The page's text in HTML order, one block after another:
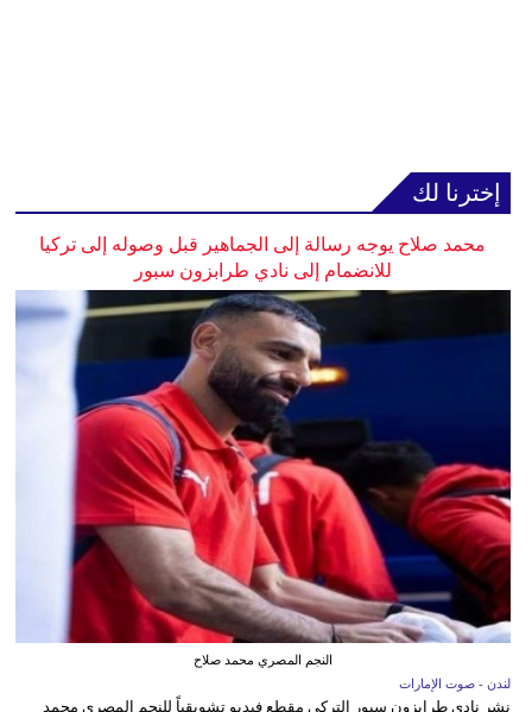
إخترنا لك
محمد صلاح يوجه رسالة إلى الجماهير قبل وصوله إلى تركيا
للانضمام إلى نادي طرابزون سبور
النجم المصري محمد صلاح
لندن - صوت الإمارات
نشر نادي طرابزون سبور التركي مقطع فيديو تشويقياً للنجم المصري محمد